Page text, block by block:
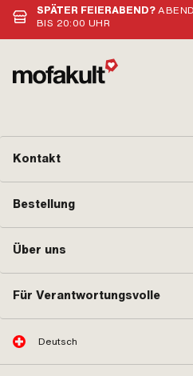
SPÄTER FEIERABEND?
BIS 20:00 UHR
Kontakt
Bestellung
Über uns
Für Verantwortungsvolle
Deutsch